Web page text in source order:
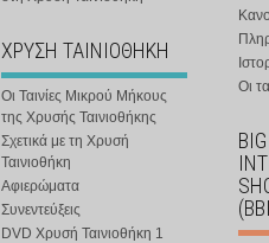
ΧΡΥΣΗ ΤΑΙΝΙΟΘΗΚΗ
Οι Ταινίες Μικρού Μήκους
της Χρυσής Ταινιοθήκης
Σχετικά με τη Χρυσή
Ταινιοθήκη
Αφιερώματα
Συνεντεύξεις
DVD Χρυσή Ταινιοθήκη 1
Οι